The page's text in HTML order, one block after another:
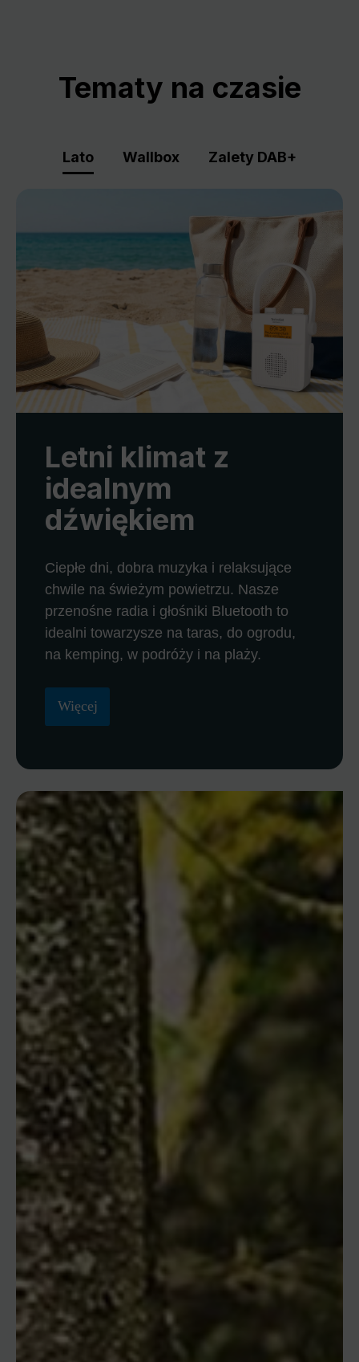
Tematy na czasie
Lato Wallbox Zalety DAB+
Letni klimat z
idealnym
dźwiękiem
Ciepłe dni, dobra muzyka i relaksujące
chwile na świeżym powietrzu. Nasze
przenośne radia i głośniki Bluetooth to
idealni towarzysze na taras, do ogrodu,
na kemping, w podróży i na plaży.
Więcej